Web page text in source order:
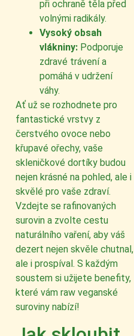
při ochraně těla před
volnými radikály.
Vysoký obsah
vlákniny: Podporuje
zdravé trávení a
pomáhá v udržení
váhy.
Ať už se rozhodnete pro
fantastické vrstvy z
čerstvého ovoce nebo
křupavé ořechy, vaše
skleničkové dortíky budou
nejen krásné na pohled, ale i
skvělé pro vaše zdraví.
Vzdejte se rafinovaných
surovin a zvolte cestu
naturálního vaření, aby váš
dezert nejen skvěle chutnal,
ale i prospíval. S každým
soustem si užijete benefity,
které vám raw veganské
suroviny nabízí!